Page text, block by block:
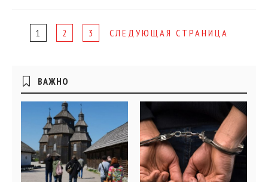
Page
1 2 3 СЛЕДУЮЩАЯ СТРАНИЦА
Боковые
виджеты
ВАЖНО